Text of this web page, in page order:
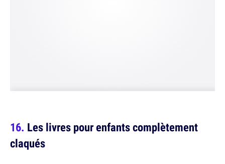
Les livres pour enfants complètement
claqués